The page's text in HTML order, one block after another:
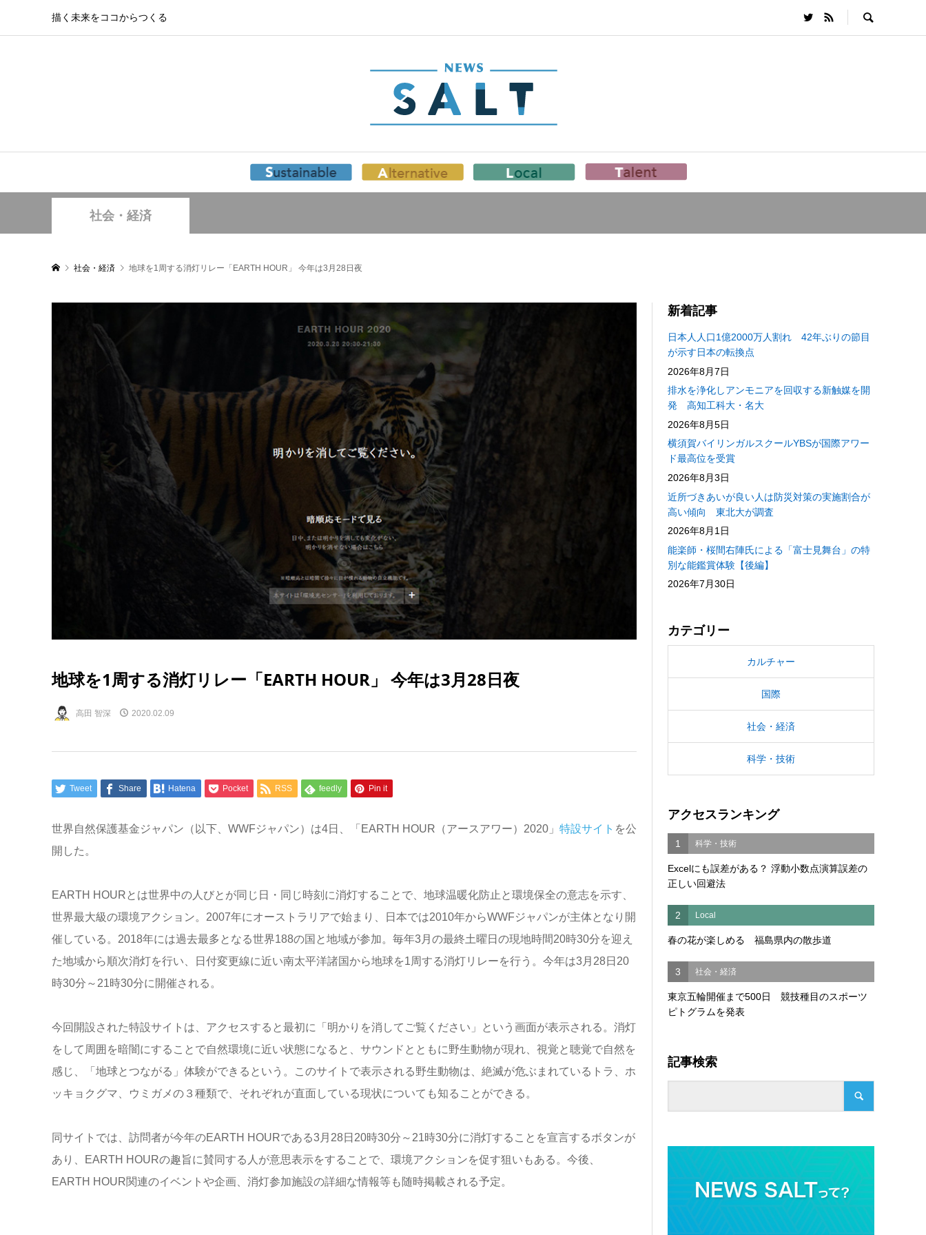
描く未来をココからつくる
社会・経済
社会・経済 地球を1周する消灯リレー「EARTH HOUR」 今年は3月28日夜
地球を1周する消灯リレー「EARTH HOUR」 今年は3月28日夜
高田 智深 2020.02.09
Tweet Share Hatena Pocket RSS feedly Pin it
世界自然保護基金ジャパン（以下、WWFジャパン）は4日、「EARTH HOUR（アースアワー）2020」 特設サイト を公
開した。
EARTH HOURとは世界中の人びとが同じ日・同じ時刻に消灯することで、地球温暖化防止と環境保全の意志を示す、
世界最大級の環境アクション。2007年にオーストラリアで始まり、日本では2010年からWWFジャパンが主体となり開
催している。2018年には過去最多となる世界188の国と地域が参加。毎年3月の最終土曜日の現地時間20時30分を迎え
た地域から順次消灯を行い、日付変更線に近い南太平洋諸国から地球を1周する消灯リレーを行う。今年は3月28日20
時30分～21時30分に開催される。
今回開設された特設サイトは、アクセスすると最初に「明かりを消してご覧ください」という画面が表示される。消灯
をして周囲を暗闇にすることで自然環境に近い状態になると、サウンドとともに野生動物が現れ、視覚と聴覚で自然を
感じ、「地球とつながる」体験ができるという。このサイトで表示される野生動物は、絶滅が危ぶまれているトラ、ホ
ッキョクグマ、ウミガメの３種類で、それぞれが直面している現状についても知ることができる。
同サイトでは、訪問者が今年のEARTH HOURである3月28日20時30分～21時30分に消灯することを宣言するボタンが
あり、EARTH HOURの趣旨に賛同する人が意思表示をすることで、環境アクションを促す狙いもある。今後、
EARTH HOUR関連のイベントや企画、消灯参加施設の詳細な情報等も随時掲載される予定。
新着記事
日本人人口1億2000万人割れ 42年ぶりの節目
が示す日本の転換点
2026年8月7日
排水を浄化しアンモニアを回収する新触媒を開
発 高知工科大・名大
2026年8月5日
横須賀バイリンガルスクールYBSが国際アワー
ド最高位を受賞
2026年8月3日
近所づきあいが良い人は防災対策の実施割合が
高い傾向 東北大が調査
2026年8月1日
能楽師・桜間右陣氏による「富士見舞台」の特
別な能鑑賞体験【後編】
2026年7月30日
カテゴリー
カルチャー
国際
社会・経済
科学・技術
アクセスランキング
1 科学・技術
Excelにも誤差がある？ 浮動小数点演算誤差の
正しい回避法
2 Local
春の花が楽しめる 福島県内の散歩道
3 社会・経済
東京五輪開催まで500日 競技種目のスポーツ
ピトグラムを発表
記事検索